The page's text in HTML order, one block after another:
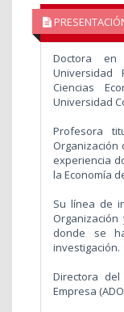
Doctora
Universidad
Ciencias
Universidad
Profesora
Organización
experiencia
la Economía
Su línea de
donde se
investigación.
Directora
Empresa